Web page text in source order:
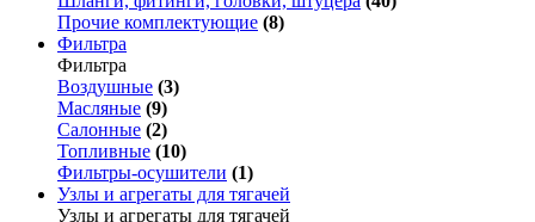
Прочие комплектующие (8)
Фильтра
Фильтра
Воздушные (3)
Масляные (9)
Салонные (2)
Топливные (10)
Фильтры-осушители (1)
Узлы и агрегаты для тягачей
Узлы и агрегаты для тягачей